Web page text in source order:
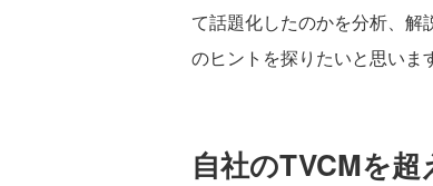
て話題化したのかを分析、
のヒントを探りたいと思いま
自社のTVCMを